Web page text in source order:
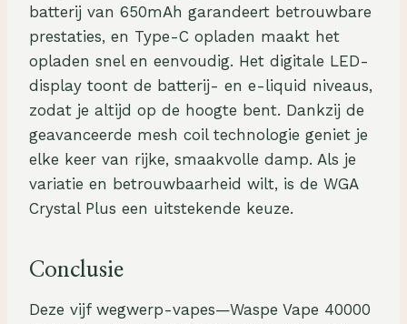
batterij van 650mAh garandeert betrouwbare
prestaties, en Type-C opladen maakt het
opladen snel en eenvoudig. Het digitale LED-
display toont de batterij- en e-liquid niveaus,
zodat je altijd op de hoogte bent. Dankzij de
geavanceerde mesh coil technologie geniet je
elke keer van rijke, smaakvolle damp. Als je
variatie en betrouwbaarheid wilt, is de WGA
Crystal Plus een uitstekende keuze.
Conclusie
Deze vijf wegwerp-vapes—Waspe Vape 40000